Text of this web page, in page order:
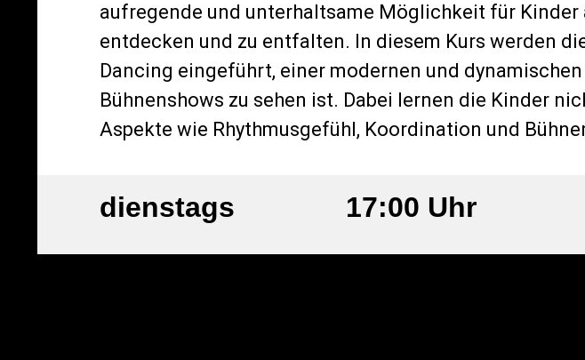
aufregende und unterhaltsame Möglichkeit für Kinder
entdecken und zu entfalten. In diesem Kurs werden
Dancing eingeführt, einer modernen und
Bühnenshows zu sehen ist. Dabei lernen die Kinder
Aspekte wie Rhythmusgefühl, Koordination und
dienstags 17:00 Uhr